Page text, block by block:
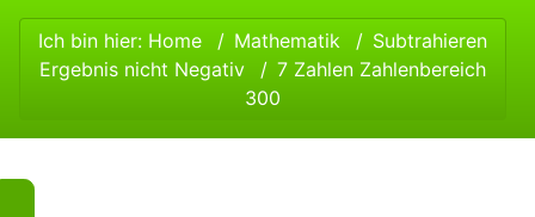
Ich bin hier: Home Mathematik
Subtrahieren
Ergebnis nicht Negativ
7 Zahlen Zahlenbereich
300